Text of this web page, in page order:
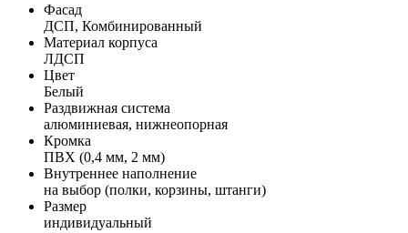
Фасад
ДСП, Комбинированный
Материал корпуса
ЛДСП
Цвет
Белый
Раздвижная система
алюминиевая, нижнеопорная
Кромка
ПВХ (0,4 мм, 2 мм)
Внутреннее наполнение
на выбор (полки, корзины, штанги)
Размер
индивидуальный